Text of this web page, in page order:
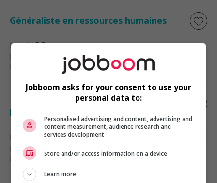
Généraliste en ressources humaines
Laval, QC
Ressources humaines et relations
Responsable de la paie et des ressources
humaines / payroll and hr administrator
, QC
Ressources humaines et relations
industrielles
Jobboom asks for your consent to use your
personal data to:
Personalised advertising and content, advertising and
content measurement, audience research and
services development
Store and/or access information on a device
Learn more